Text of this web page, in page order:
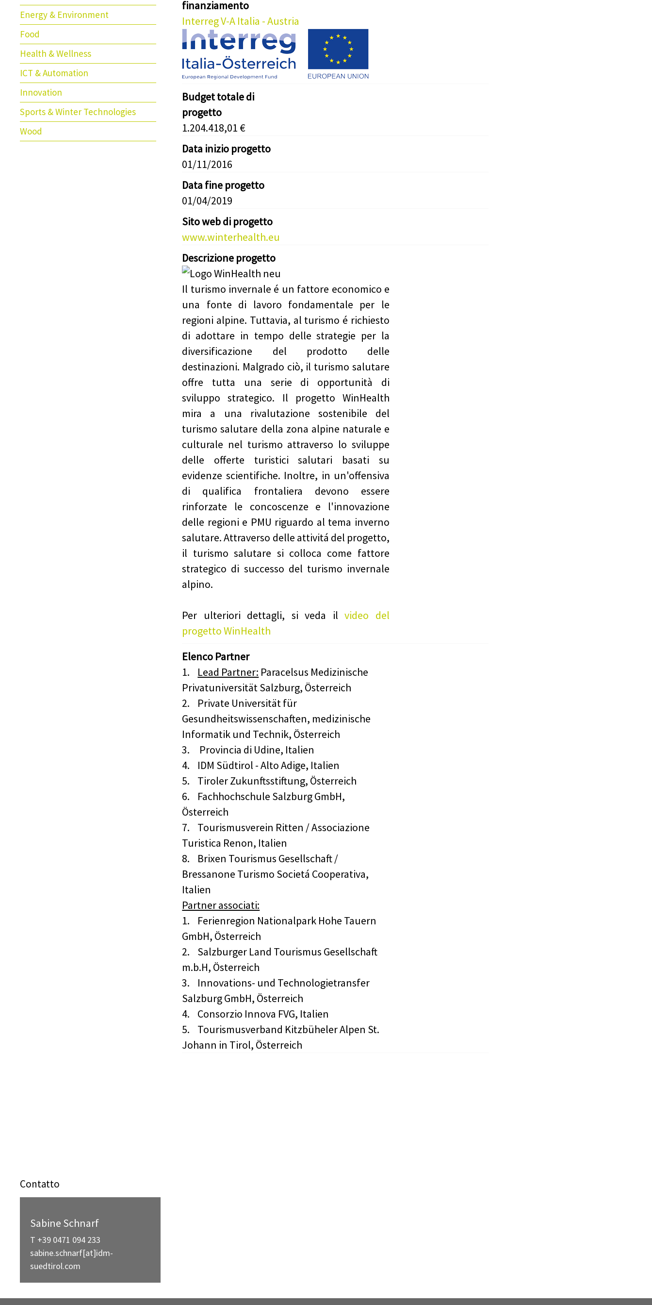
Energy & Environment
Food
Health & Wellness
ICT & Automation
Innovation
Sports & Winter Technologies
Wood
finanziamento
Interreg V-A Italia - Austria
Budget totale di
progetto
1.204.418,01 €
Data inizio progetto
01/11/2016
Data fine progetto
01/04/2019
Sito web di progetto
www.winterhealth.eu
Descrizione progetto
Il turismo invernale é un fattore economico e
una fonte di lavoro fondamentale per le
regioni alpine. Tuttavia, al turismo é richiesto
di adottare in tempo delle strategie per la
diversificazione del prodotto delle
destinazioni. Malgrado ciò, il turismo salutare
offre tutta una serie di opportunità di
sviluppo strategico. Il progetto WinHealth
mira a una rivalutazione sostenibile del
turismo salutare della zona alpine naturale e
culturale nel turismo attraverso lo sviluppe
delle offerte turistici salutari basati su
evidenze scientifiche. Inoltre, in un'offensiva
di qualifica frontaliera devono essere
rinforzate le concoscenze e l'innovazione
delle regioni e PMU riguardo al tema inverno
salutare. Attraverso delle attivitá del progetto,
il turismo salutare si colloca come fattore
strategico di successo del turismo invernale
alpino.
Per ulteriori dettagli, si veda ilvideo del
progetto WinHealth
Elenco Partner
1.
Lead Partner: Paracelsus Medizinische
Privatuniversität Salzburg, Österreich
2.
Private Universität für
Gesundheitswissenschaften, medizinische
Informatik und Technik, Österreich
3.
Provincia di Udine, Italien
4.
IDM Südtirol - Alto Adige, Italien
5.
Tiroler Zukunftsstiftung, Österreich
6.
Fachhochschule Salzburg GmbH,
Österreich
7.
Tourismusverein Ritten / Associazione
Turistica Renon, Italien
8.
Brixen Tourismus Gesellschaft /
Bressanone Turismo Societá Cooperativa,
Italien
Partner associati:
1.
Ferienregion Nationalpark Hohe Tauern
GmbH, Österreich
2.
Salzburger Land Tourismus Gesellschaft
m.b.H, Österreich
3.
Innovations- und Technologietransfer
Salzburg GmbH, Österreich
4.
Consorzio Innova FVG, Italien
5.
Tourismusverband Kitzbüheler Alpen St.
Johann in Tirol, Österreich
Contatto
Sabine Schnarf
T +39 0471 094 233
sabine.schnarf[at]idm-
suedtirol.com